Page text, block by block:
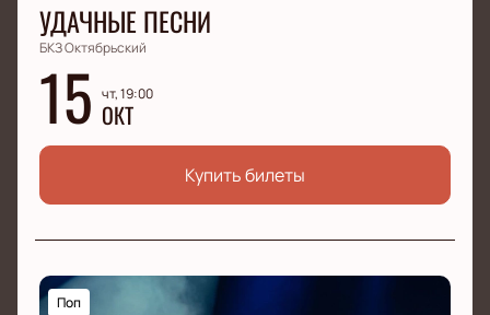
УДАЧНЫЕ ПЕСНИ
БКЗ Октябрьский
15 чт, 19:00
ОКТ
Купить билеты
Поп